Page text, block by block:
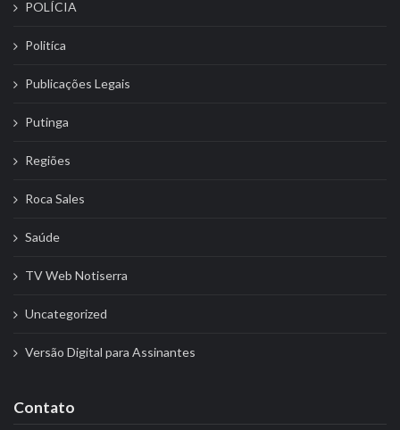
POLÍCIA
Politíca
Publicações Legais
Putinga
Regiões
Roca Sales
Saúde
TV Web Notiserra
Uncategorized
Versão Digital para Assinantes
Contato